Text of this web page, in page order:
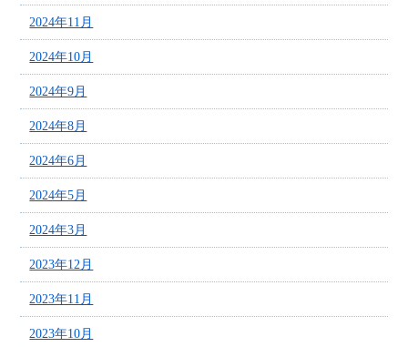
2024年11月
2024年10月
2024年9月
2024年8月
2024年6月
2024年5月
2024年3月
2023年12月
2023年11月
2023年10月